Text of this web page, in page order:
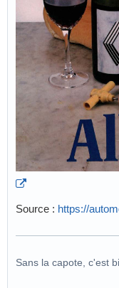
Source : https://
Sans la capote, c'est